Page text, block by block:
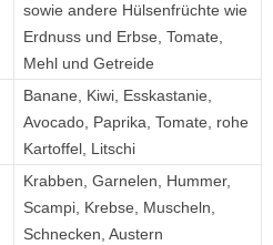
sowie andere Hülsenfrüchte wie
Erdnuss und Erbse, Tomate,
Mehl und Getreide
Banane, Kiwi, Esskastanie,
Avocado, Paprika, Tomate, rohe
Kartoffel, Litschi
Krabben, Garnelen, Hummer,
Scampi, Krebse, Muscheln,
Schnecken, Austern